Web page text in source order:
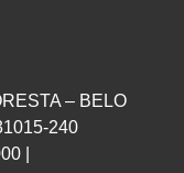
– BELO
240
|